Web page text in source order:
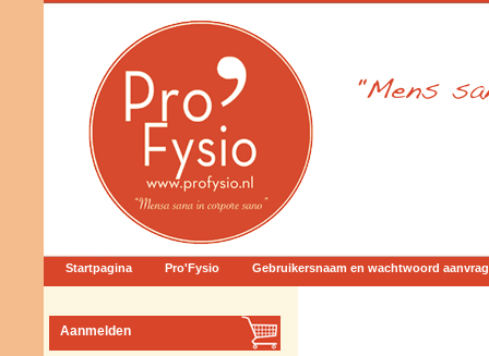
Startpagina Pro'Fysio Gebruikersnaam en wachtwoord
Aanmelden